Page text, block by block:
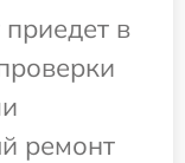
в
ремонт